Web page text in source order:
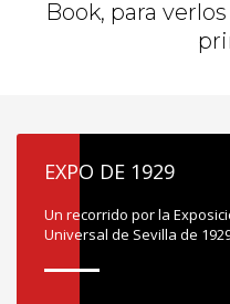
Book, para
EXPO DE 1929
Un recorrido por la
Universal de Sevilla de